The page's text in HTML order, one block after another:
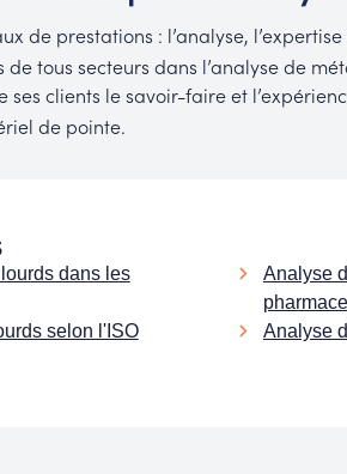
de prestations : l’analyse,
tous secteurs dans l’analyse de
ses clients le savoir-faire et
de pointe.
dans les
selon l'ISO
Analyse
Analyse